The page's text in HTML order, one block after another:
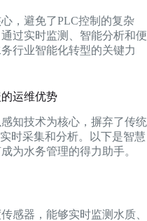
，避免了PLC控制的复杂
过实时监测、智能分析和便
行业智能化转型的关键力
运维优势
知技术为核心，摒弃了传统
时采集和分析。以下是智慧
为水务管理的得力助手。
感器，能够实时监测水质、